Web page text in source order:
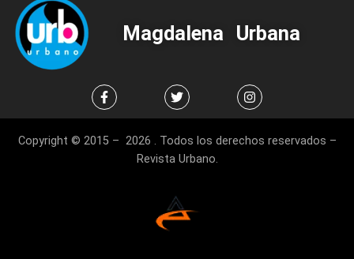
Magdalena Urbana
Copyright © 2015 – 2026 . Todos los derechos reservados –
Revista Urbano.